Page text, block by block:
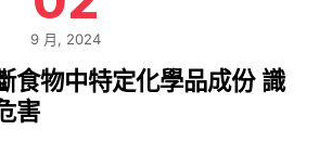
9 月, 2024
食物中特定化學品成份 識
害